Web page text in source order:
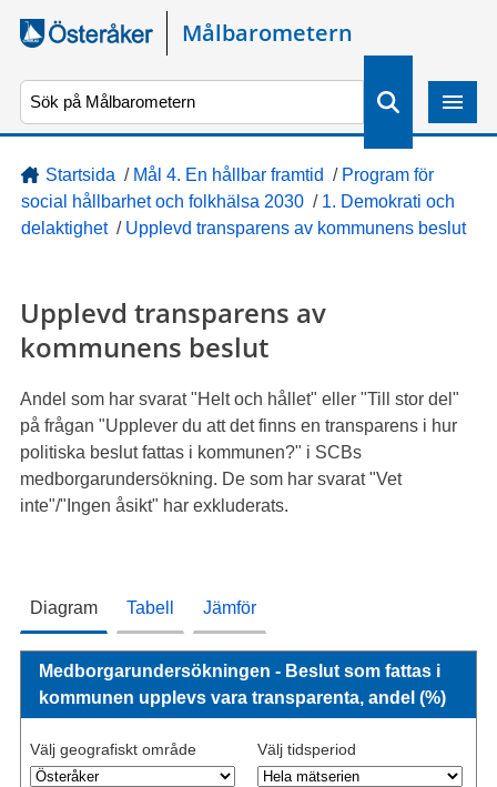
Gå direkt till sidans innehåll
Målbarometern
Startsida / Mål 4. En hållbar framtid / Program för
social hållbarhet och folkhälsa 2030 / 1. Demokrati och
delaktighet / Upplevd transparens av kommunens beslut
Upplevd transparens av
kommunens beslut
Andel som har svarat "Helt och hållet" eller "Till stor del"
på frågan "Upplever du att det finns en transparens i hur
politiska beslut fattas i kommunen?" i SCBs
medborgarundersökning. De som har svarat "Vet
inte"/"Ingen åsikt" har exkluderats.
Diagram Tabell Jämför
Medborgarundersökningen - Beslut som fattas i
kommunen upplevs vara transparenta, andel (%)
Välj geografiskt område Välj tidsperiod